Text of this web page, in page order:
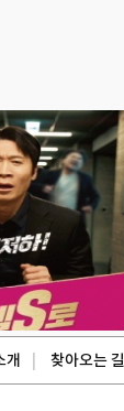
개 찾아오는 길